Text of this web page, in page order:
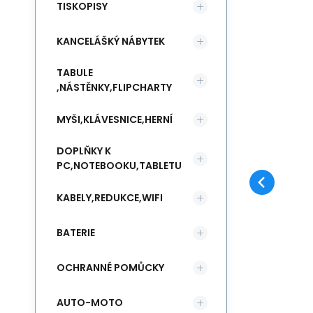
TISKOPISY
KANCELÁŠKÝ NÁBYTEK
TABULE
,NÁSTĚNKY,FLIPCHARTY
MYŠI,KLÁVESNICE,HERNÍ
DOPLŇKY K
PC,NOTEBOOKU,TABLETU
KABELY,REDUKCE,WIFI
BATERIE
OCHRANNÉ POMŮCKY
AUTO-MOTO